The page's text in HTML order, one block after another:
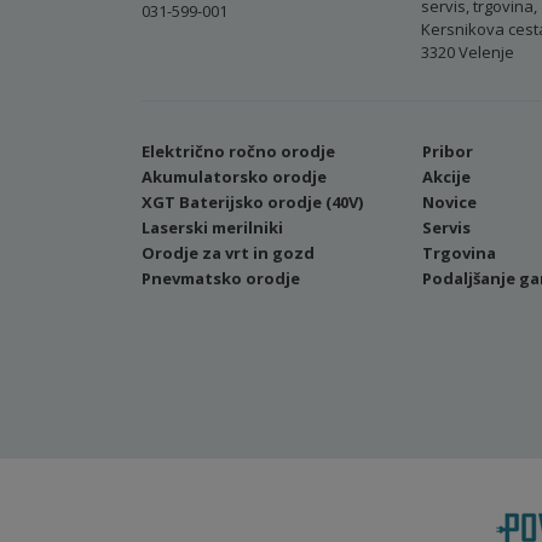
031-599-001
servis, trgovina,
Kersnikova
3320 Velenje
Električno ročno orodje
Akumulatorsko orodje
XGT Baterijsko orodje (40V)
Laserski merilniki
Orodje za vrt in gozd
Pnevmatsko orodje
Pribor
Akcije
Novice
Servis
Trgovina
Podaljšanje